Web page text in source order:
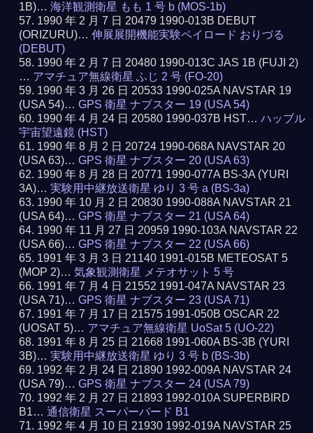
1B)…海洋観測衛星 もも 1 号 b (MOS-1b)
1990 年 2 月 7 日 20479 1990-013B DEBUT
(ORIZURU)…伸展展開機能実験ペイロード おりづる
(DEBUT)
1990 年 2 月 7 日 20480 1990-013C JAS 1B (FUJI 2)
… アマチュア無線衛星 ふじ 2 号 (FO-20)
1990 年 3 月 26 日 20533 1990-025A NAVSTAR 19
(USA 54)…GPS 衛星 ナブスター 19 (USA 54)
1990 年 4 月 24 日 20580 1990-037B HST…ハッブル
宇宙望遠鏡 (HST)
1990 年 8 月 2 日 20724 1990-068A NAVSTAR 20
(USA 63)…GPS 衛星 ナブスター 20 (USA 63)
1990 年 8 月 28 日 20771 1990-077A BS-3A (YURI
3A)…実験用中継放送衛星 ゆり 3 号 a (BS-3a)
1990 年 10 月 2 日 20830 1990-088A NAVSTAR 21
(USA 64)…GPS 衛星 ナブスター 21 (USA 64)
1990 年 11 月 27 日 20959 1990-103A NAVSTAR 22
(USA 66)…GPS 衛星 ナブスター 22 (USA 66)
1991 年 3 月 3 日 21140 1991-015B METEOSAT 5
(MOP 2)…気象観測衛星 メテオサット 5 号
1991 年 7 月 4 日 21552 1991-047A NAVSTAR 23
(USA 71)…GPS 衛星 ナブスター 23 (USA 71)
1991 年 7 月 17 日 21575 1991-050B OSCAR 22
(UOSAT 5)… アマチュア無線衛星 UoSat 5 (UO-22)
1991 年 8 月 25 日 21668 1991-060A BS-3B (YURI
3B)…実験用中継放送衛星 ゆり 3 号 b (BS-3b)
1992 年 2 月 24 日 21890 1992-009A NAVSTAR 24
(USA 79)…GPS 衛星 ナブスター 24 (USA 79)
1992 年 2 月 27 日 21893 1992-010A SUPERBIRD
B1…通信衛星 スーパーバード B1
1992 年 4 月 10 日 21930 1992-019A NAVSTAR 25